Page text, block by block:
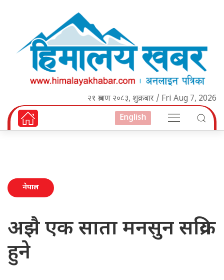
२१ श्रावण २०८३, शुक्रबार / Fri Aug 7, 2026
English
नेपाल
अझै एक साता मनसुन सक्रिय
हुने